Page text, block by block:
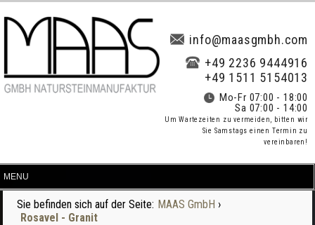
info@maasgmbh.com
+49 2236 9444916
+49 1511 5154013
Mo-Fr 07:00 - 18:00
Sa 07:00 - 14:00
Um Wartezeiten zu vermeiden, bitten wir
Sie Samstags einen Termin zu
vereinbaren!
Sie befinden sich auf der Seite: MAAS GmbH ›
Rosavel - Granit